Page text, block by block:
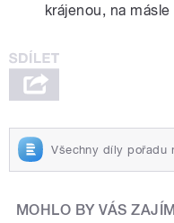
krájenou, na
Všechny díly pořadu
MOHLO BY VÁS